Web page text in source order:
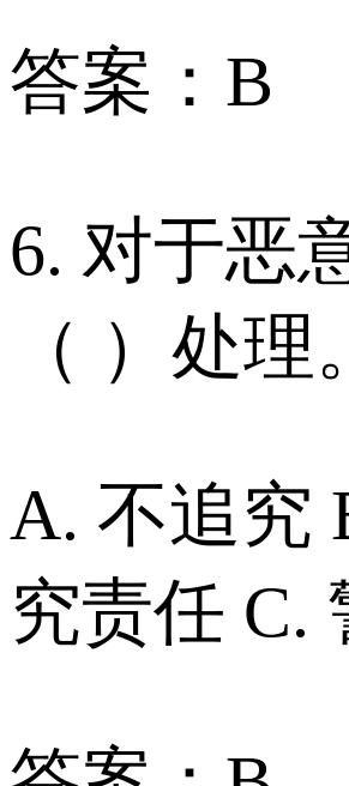
答案：B
6. 对于恶
（ ）处理。
A. 不追究
究责任 C.